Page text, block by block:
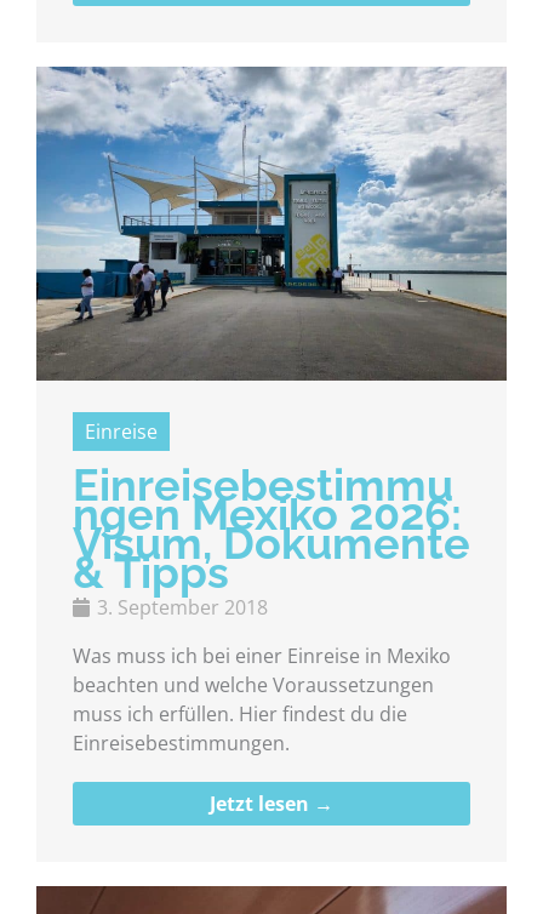
Einreise
Einreisebestimmu
ngen Mexiko 2026:
Visum, Dokumente
& Tipps
3. September 2018
Was muss ich bei einer Einreise in Mexiko
beachten und welche Voraussetzungen
muss ich erfüllen. Hier findest du die
Einreisebestimmungen.
Jetzt lesen →